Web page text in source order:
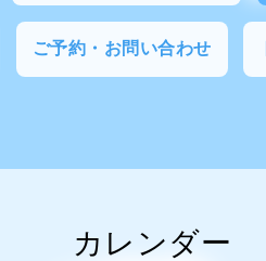
ご予約・お問い合わせ
カレンダー